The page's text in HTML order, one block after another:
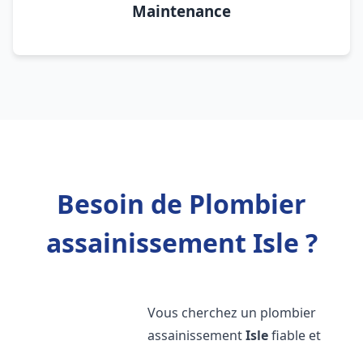
Maintenance
Besoin de Plombier
assainissement Isle ?
Vous cherchez un plombier
assainissementIslefiable et